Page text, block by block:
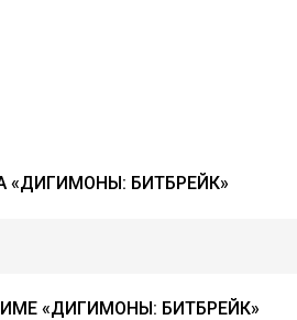
«ДИГИМОНЫ: БИТБРЕЙК»
«ДИГИМОНЫ: БИТБРЕЙК»